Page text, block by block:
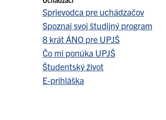
Sprievodca pre uchádzačov
Spoznaj svoj študijný program
8 krát ÁNO pre UPJŠ
Čo mi ponúka UPJŠ
Študentský život
E-prihláška